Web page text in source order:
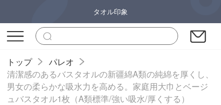
タオル印象
トップ
パレオ
清潔感のあるバスタオルの新疆綿A類の純綿を厚くし、
男女の柔らかな吸水力を高める。家庭用大巾とベージ
ュバスタオル1枚（A類標準/強い吸水/厚くする）